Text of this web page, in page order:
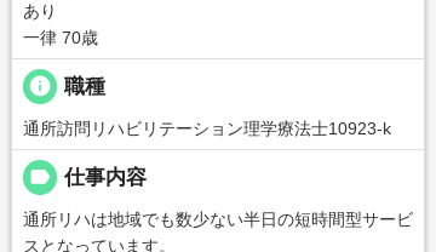
あり
一律 70歳
info 職種
通所訪問リハビリテーション理学療法士10923-k
label 仕事内容
通所リハは地域でも数少ない半日の短時間型サービ
スとなっています。